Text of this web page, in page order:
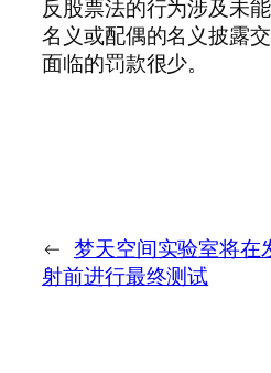
反股票法的行为涉及未
名义或配偶的名义披露
面临的罚款很少。
← 梦天空间实验室将在
射前进行最终测试